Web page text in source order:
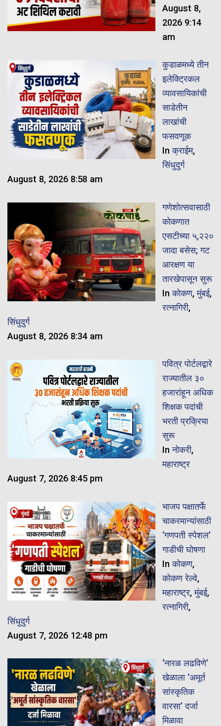
August 8,
2026 9:14
am
कुडाळमध्ये तीन
इलेक्ट्रिकल
व्यावसायिकांची
साडेतीन
लाखांची
फसवणूक
Inक्राईम,
सिंधुदुर्ग
August 8, 2026 8:58 am
गणेशोत्सवासाठी
कोकणात
एसटीच्या ५,२२०
जादा बसेस; गट
आरक्षण या
तारखेपासून सुरू
Inकोकण,मुंबई,
रत्नागिरी,
सिंधुदुर्ग
August 8, 2026 8:34 am
पवित्र पोर्टलद्वारे
राज्यातील ३०
हजारांहून अधिक
शिक्षक पदांची
भरती प्रक्रिया
सुरू
Inनोकरी,
महाराष्ट्र
August 7, 2026 8:45 pm
भाजप पक्षातर्फे
चाकरमान्यांसाठी
‘गणपती स्पेशल’
गाडीची घोषणा
Inकोकण,
कोकण रेल्वे,
महाराष्ट्र,मुंबई,
रत्नागिरी,
सिंधुदुर्ग
August 7, 2026 12:48 pm
‘नारळ लढविणे’
खेळाला ‘अमूर्त
सांस्कृतिक
वारसा’ दर्जा
मिळावा